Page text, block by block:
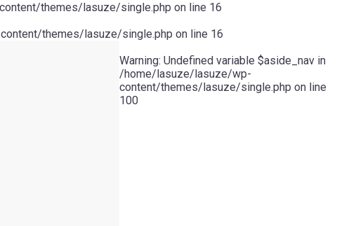
themes/lasuze/single.php on line 16
themes/lasuze/single.php on line 16
Warning: Undefined variable $aside_nav in
/home/lasuze/lasuze/wp-
content/themes/lasuze/single.php on line
100